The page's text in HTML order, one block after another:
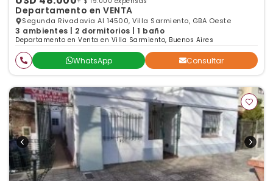
Departamento en VENTA
Segunda Rivadavia Al 14500, Villa Sarmiento, GBA Oeste
3 ambientes | 2 dormitorios | 1 baño
Departamento en Venta en Villa Sarmiento, Buenos Aires
WhatsApp Consultar